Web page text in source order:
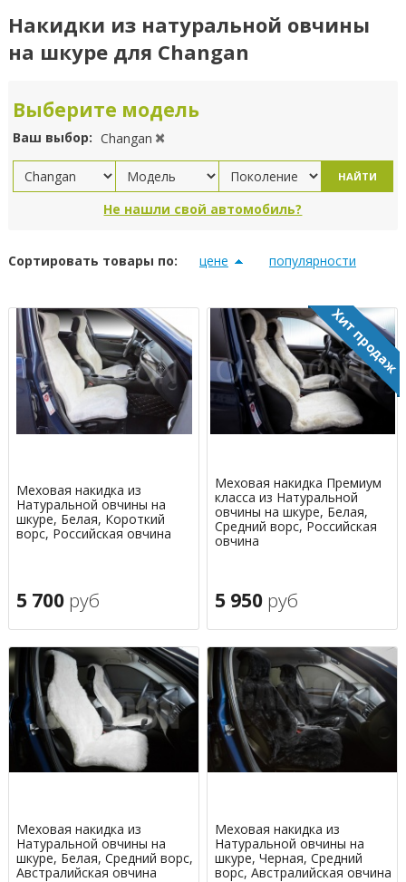
Накидки из натуральной овчины
на шкуре для Changan
Выберите модель
Ваш выбор: Changan
НАЙТИ
Не нашли свой автомобиль?
Сортировать товары по: цене популярности
Меховая накидка из
Натуральной овчины на
шкуре, Белая, Короткий
ворс, Российская овчина
5 700 руб
Меховая накидка Премиум
класса из Натуральной
овчины на шкуре, Белая,
Средний ворс, Российская
овчина
5 950 руб
Меховая накидка из
Натуральной овчины на
шкуре, Белая, Средний ворс,
Австралийская овчина
Меховая накидка из
Натуральной овчины на
шкуре, Черная, Средний
ворс, Австралийская овчина